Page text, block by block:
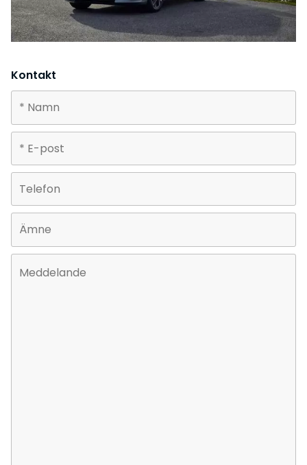
Kontakt